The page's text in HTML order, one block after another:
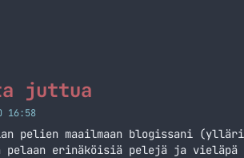
juttua
16:58
pelien maailmaan blogissani
erinäköisiä pelejä ja